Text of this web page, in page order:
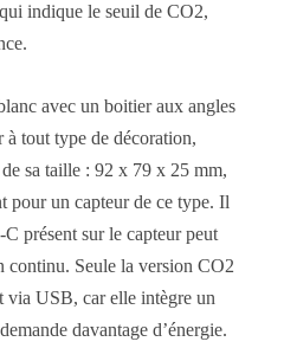
indique le seuil de CO2,
avec un boitier aux angles
à tout type de décoration,
sa taille : 92 x 79 x 25 mm,
pour un capteur de ce type. Il
présent sur le capteur peut
continu. Seule la version CO2
via USB, car elle intègre un
davantage d’énergie.